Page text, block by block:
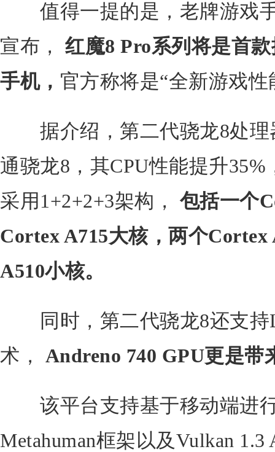
值得一提的是，老牌游戏
宣布， 红魔8 Pro系列将是首
手机， 官方称将是“全新游戏性
据介绍，第二代骁龙8处理
通骁龙8，其CPU性能提升
采用1+2+2+3架构， 包括一个
Cortex A715大核，两个
A510小核。
同时，第二代骁龙8还支持
术， Andreno 740 GPU更是带
该平台支持基于移动端进
Metahuman框架以及Vulkan